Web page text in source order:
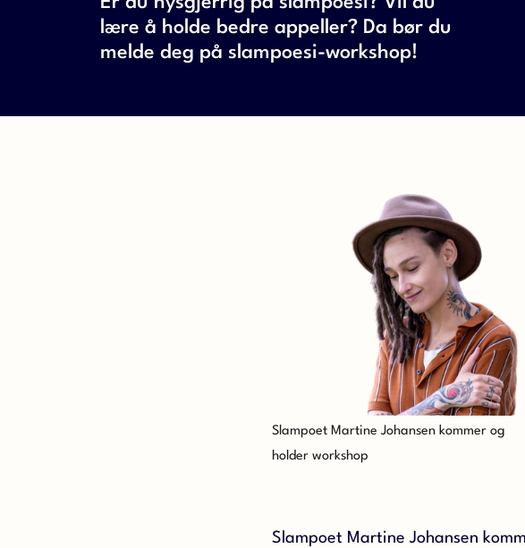
lære å holde bedre appeller? Da bør du
melde deg på slampoesi-workshop!
Slampoet Martine Johansen kommer og
holder workshop
Slampoet Martine Johansen